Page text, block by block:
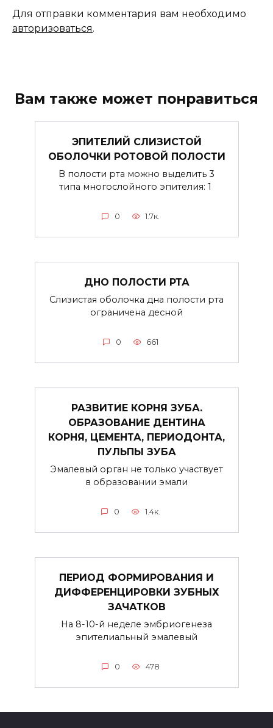
Для отправки комментария вам необходимо
авторизоваться.
Вам также может понравиться
ЭПИТЕЛИЙ СЛИЗИСТОЙ
ОБОЛОЧКИ РОТОВОЙ ПОЛОСТИ
В полости рта можно выделить 3
типа многослойного эпителия: 1
0 1.7к.
ДНО ПОЛОСТИ РТА
Слизистая оболочка дна полости рта
ограничена десной
0 661
РАЗВИТИЕ КОРНЯ ЗУБА.
ОБРАЗОВАНИЕ ДЕНТИНА
КОРНЯ, ЦЕМЕНТА, ПЕРИОДОНТА,
ПУЛЬПЫ ЗУБА
Эмалевый орган не только участвует
в образовании эмали
0 1.4к.
ПЕРИОД ФОРМИРОВАНИЯ И
ДИФФЕРЕНЦИРОВКИ ЗУБНЫХ
ЗАЧАТКОВ
На 8-10-й неделе эмбриогенеза
эпителиальный эмалевый
0 478